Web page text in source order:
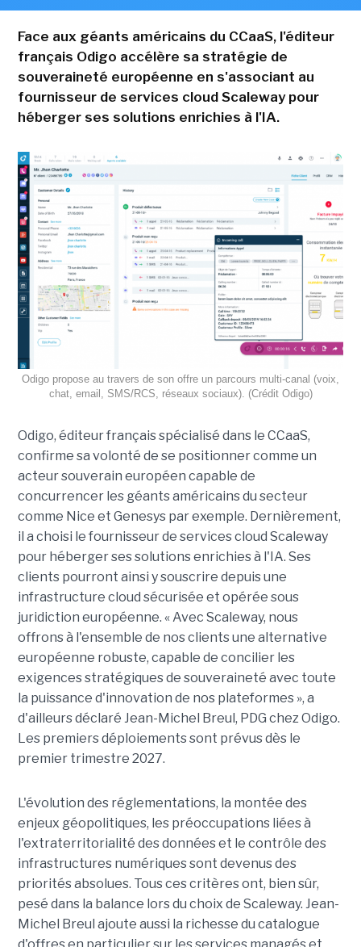
Face aux géants américains du CCaaS, l'éditeur
français Odigo accélère sa stratégie de
souveraineté européenne en s'associant au
fournisseur de services cloud Scaleway pour
héberger ses solutions enrichies à l'IA.
Odigo propose au travers de son offre un parcours multi-canal (voix,
chat, email, SMS/RCS, réseaux sociaux). (Crédit Odigo)
Odigo, éditeur français spécialisé dans le CCaaS,
confirme sa volonté de se positionner comme un
acteur souverain européen capable de
concurrencer les géants américains du secteur
comme Nice et Genesys par exemple. Dernièrement,
il a choisi le fournisseur de services cloud Scaleway
pour héberger ses solutions enrichies à l'IA. Ses
clients pourront ainsi y souscrire depuis une
infrastructure cloud sécurisée et opérée sous
juridiction européenne. « Avec Scaleway, nous
offrons à l'ensemble de nos clients une alternative
européenne robuste, capable de concilier les
exigences stratégiques de souveraineté avec toute
la puissance d'innovation de nos plateformes », a
d'ailleurs déclaré Jean-Michel Breul, PDG chez Odigo.
Les premiers déploiements sont prévus dès le
premier trimestre 2027.
L'évolution des réglementations, la montée des
enjeux géopolitiques, les préoccupations liées à
l'extraterritorialité des données et le contrôle des
infrastructures numériques sont devenus des
priorités absolues. Tous ces critères ont, bien sûr,
pesé dans la balance lors du choix de Scaleway. Jean-
Michel Breul ajoute aussi la richesse du catalogue